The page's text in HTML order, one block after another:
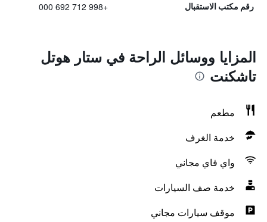
رقم مكتب الاستقبال +998 712 692 000
المزايا ووسائل الراحة في ستار هوتل
تاشكنت
مطعم
خدمة الغرف
واي فاي مجاني
خدمة صف السيارات
موقف سيارات مجاني